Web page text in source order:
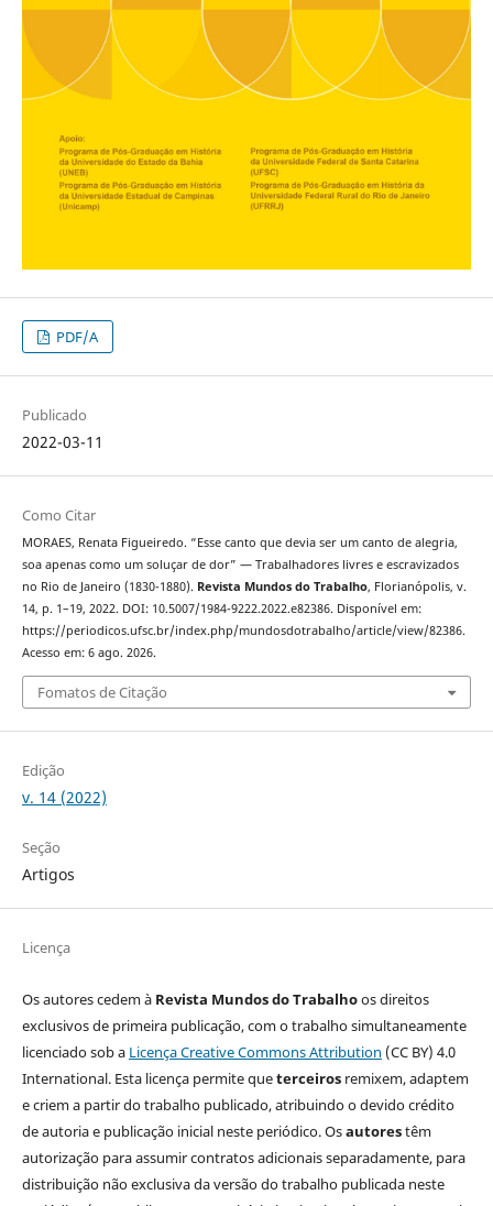
PDF/A
Publicado
2022-03-11
Como Citar
MORAES, Renata Figueiredo. “Esse canto que devia ser um canto de alegria,
soa apenas como um soluçar de dor” — Trabalhadores livres e escravizados
no Rio de Janeiro (1830-1880). Revista Mundos do Trabalho, Florianópolis, v.
14, p. 1–19, 2022. DOI: 10.5007/1984-9222.2022.e82386. Disponível em:
https://periodicos.ufsc.br/index.php/mundosdotrabalho/article/view/82386.
Acesso em: 6 ago. 2026.
Fomatos de Citação
Edição
v. 14 (2022)
Seção
Artigos
Licença
Os autores cedem à Revista Mundos do Trabalhoos direitos
exclusivos de primeira publicação, com o trabalho simultaneamente
licenciado sob a Licença Creative Commons Attribution (CC BY) 4.0
International. Esta licença permite queterceirosremixem, adaptem
e criem a partir do trabalho publicado, atribuindo o devido crédito
de autoria e publicação inicial neste periódico. Osautorestêm
autorização para assumir contratos adicionais separadamente, para
distribuição não exclusiva da versão do trabalho publicada neste